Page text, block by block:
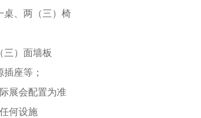
桌、两（三）椅
三）面墙板
插座等；
展会配置为准
何设施